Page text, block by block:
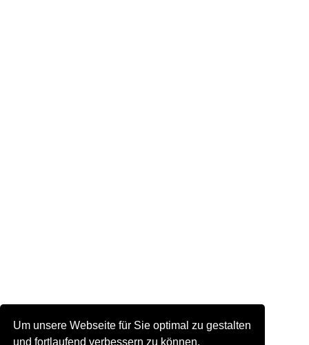
Um unsere Webseite für Sie optimal zu gestalten
und fortlaufend verbessern zu können,